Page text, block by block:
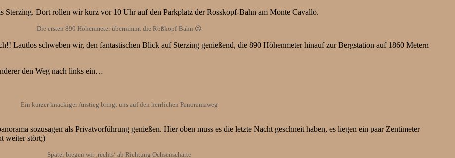
Sterzing. Dort rollen wir kurz vor 10 Uhr auf den Parkplatz der Rosskopf-Bahn am Monte Cavallo.
Die ersten 890 Höhenmeter übernimmt die Roßkopf-Bahn 😉
Lautlos schweben wir, den fantastischen Blick auf Sterzing genießend, die 890 Höhenmeter hinauf zur Bergstation auf 1860 Metern
den Weg nach links ein…
Ein kurzer knackiger Anstieg bringt uns auf den herrlichen Panoramaweg
sozusagen als Privatvorführung genießen. Hier oben muss es die letzte Nacht geschneit haben, es liegen ein paar Zentimeter
weiter stört;)
Später biegen wir ‚rechts‘ ab Richtung Ochsenscharte